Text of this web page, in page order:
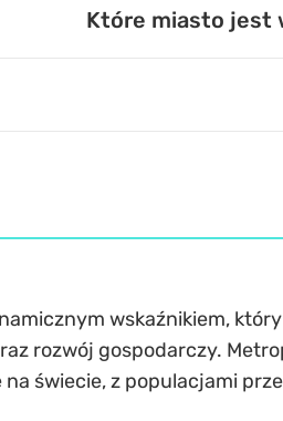
Które miasto jest
wskaźnikiem,
rozwój gospodarczy.
świecie, z populacjami